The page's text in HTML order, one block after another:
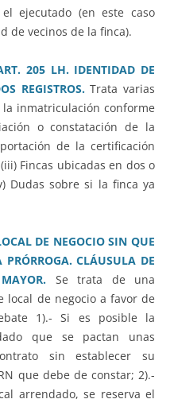
ejecutado (en este caso
de vecinos de la finca).
205 LH. IDENTIDAD DE
REGISTROS.Trata varias
inmatriculación conforme
o constatación de la
de la certificación
Fincas ubicadas en dos o
Dudas sobre si la finca ya
DE NEGOCIO SIN QUE
CLÁUSULA DE
Se trata de una
local de negocio a favor de
1).- Si es posible la
que se pactan unas
sin establecer su
que debe de constar; 2).-
arrendado, se reserva el